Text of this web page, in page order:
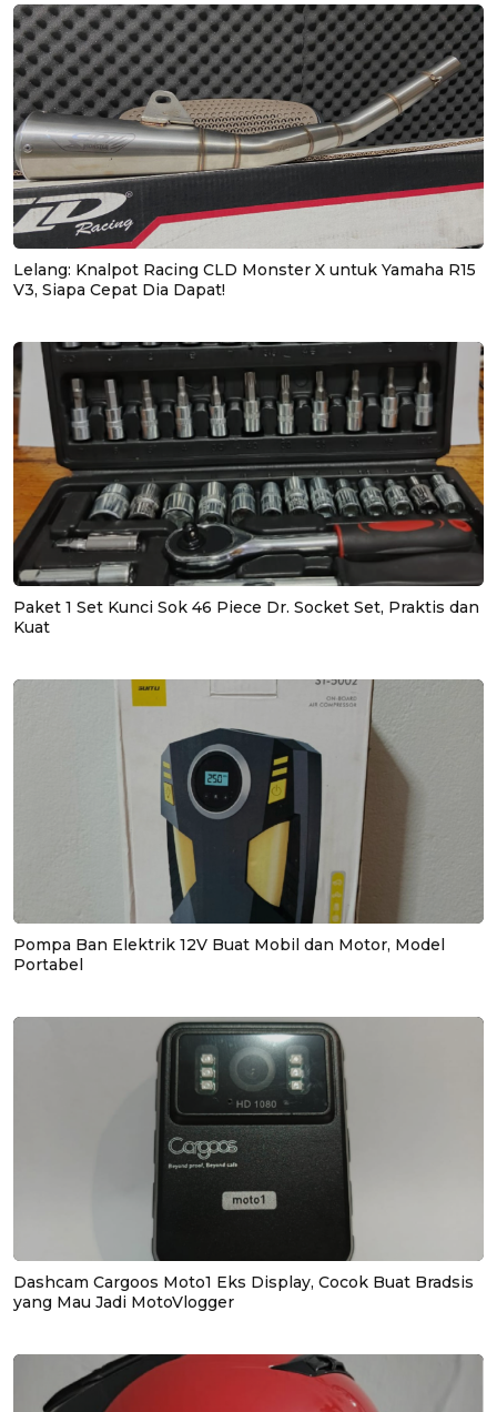
Lelang: Knalpot Racing CLD Monster X untuk Yamaha R15
V3, Siapa Cepat Dia Dapat!
Paket 1 Set Kunci Sok 46 Piece Dr. Socket Set, Praktis dan
Kuat
Pompa Ban Elektrik 12V Buat Mobil dan Motor, Model
Portabel
Dashcam Cargoos Moto1 Eks Display, Cocok Buat Bradsis
yang Mau Jadi MotoVlogger